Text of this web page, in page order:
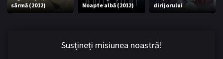
Bromance / BL China BL Vietnam
LGBTQ+ NON-ASIA
sârmă (2012)
Noapte albă (2012)
dirijorului
Susțineți misiunea noastră!